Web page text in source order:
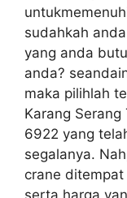
sudahkah
yang anda
anda?
maka pilihlah
Karang
6922 yang
segalanya.
crane
serta harga